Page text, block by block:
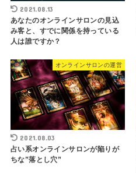
2021.08.13
あなたのオンラインサロンの見込
み客と、すでに関係を持っている
人は誰ですか？
オンラインサロンの運営
2021.08.03
占い系オンラインサロンが陥りが
ちな”落とし穴”